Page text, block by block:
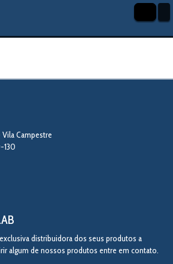
Vila Campestre
130
distribuidora dos seus produtos a
algum de nossos produtos entre em contato.